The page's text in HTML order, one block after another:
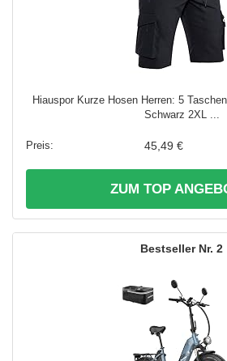
Hiauspor Kurze Hosen Herren: 5
Schwarz 2XL ...
45,49 €
ZUM TOP
2